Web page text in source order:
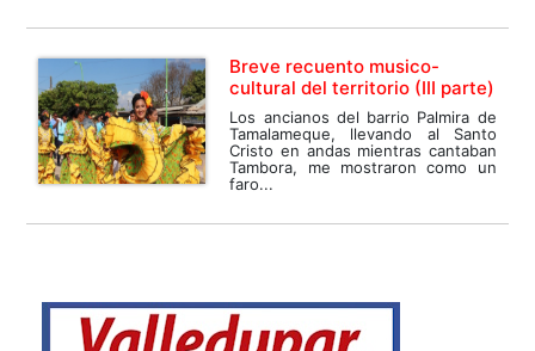
Breve recuento musico-
cultural del territorio (III parte)
Los ancianos del barrio Palmira de
Tamalameque, llevando al Santo
Cristo en andas mientras cantaban
Tambora, me mostraron como un
faro...